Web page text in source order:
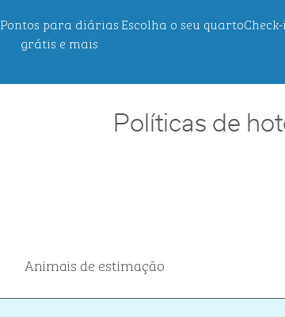
Pontos para diárias
grátis e mais
Escolha o seu quarto
Políticas de
Animais de estimação